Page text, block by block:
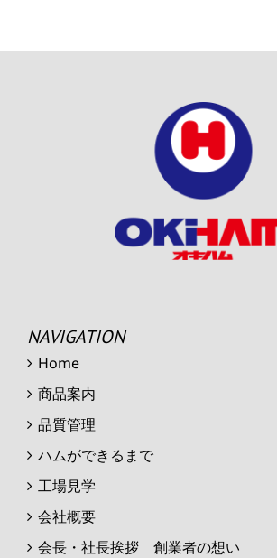
NAVIGATION
Home
商品案内
品質管理
ハムができるまで
工場見学
会社概要
会長・社長挨拶 創業者の想い